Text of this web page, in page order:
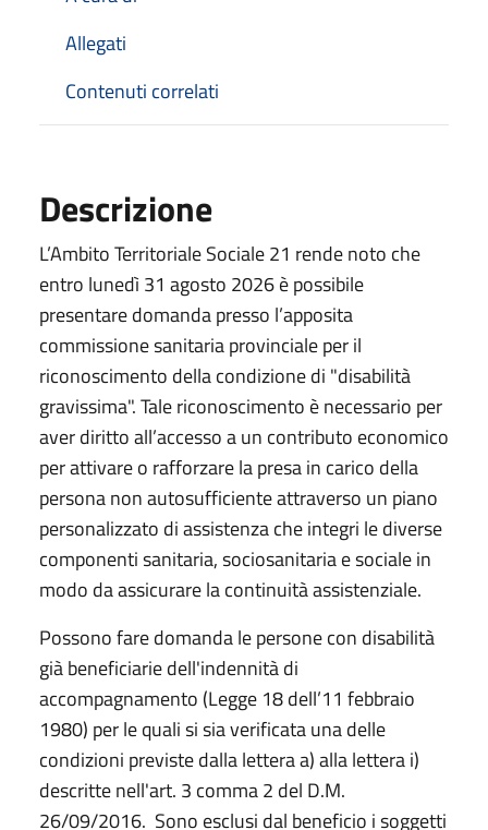
Allegati
Contenuti correlati
Descrizione
L’Ambito Territoriale Sociale 21 rende noto che
entro lunedì 31 agosto 2026 è possibile
presentare domanda presso l’apposita
commissione sanitaria provinciale per il
riconoscimento della condizione di "disabilità
gravissima". Tale riconoscimento è necessario per
aver diritto all’accesso a un contributo economico
per attivare o rafforzare la presa in carico della
persona non autosufficiente attraverso un piano
personalizzato di assistenza che integri le diverse
componenti sanitaria, sociosanitaria e sociale in
modo da assicurare la continuità assistenziale.
Possono fare domanda le persone con disabilità
già beneficiarie dell'indennità di
accompagnamento (Legge 18 dell’11 febbraio
1980) per le quali si sia verificata una delle
condizioni previste dalla lettera a) alla lettera i)
descritte nell'art. 3 comma 2 del D.M.
26/09/2016. Sono esclusi dal beneficio i soggetti